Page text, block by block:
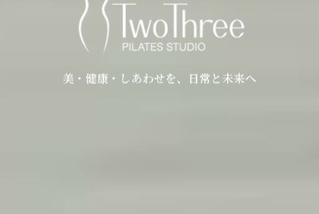
美・健康・しあわせを、日常と未来へ